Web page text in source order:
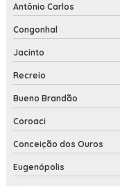
Antônio Carlos
Congonhal
Jacinto
Recreio
Bueno Brandão
Coroaci
Conceição dos Ouros
Eugenópolis